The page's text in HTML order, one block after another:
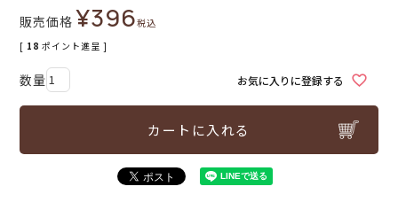
販売価格 ¥396税込
[ 18 ポイント進呈 ]
お気に入りに登録する
カートに入れる